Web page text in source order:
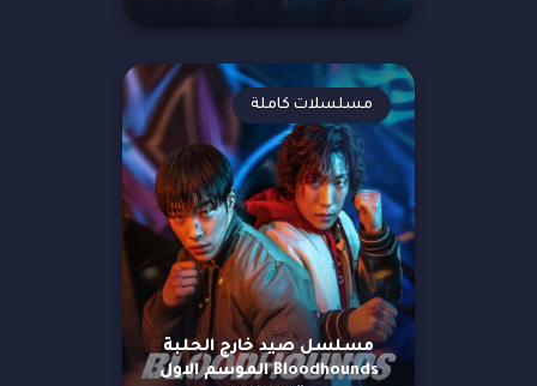
مسلسل صيد خارج الحلبة
Bloodhounds الموسم الاول
مسلسلات كاملة